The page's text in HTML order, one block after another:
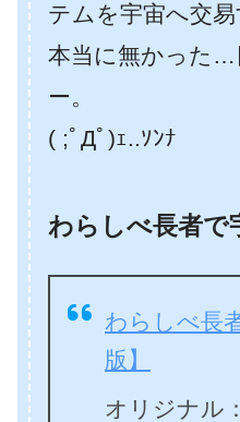
テムを宇宙へ交
本当に無かった…
ー。
( ;ﾟДﾟ)ｪ..ｿﾝﾅ
わらしべ長者で
わらしべ長
版】
オリジナル